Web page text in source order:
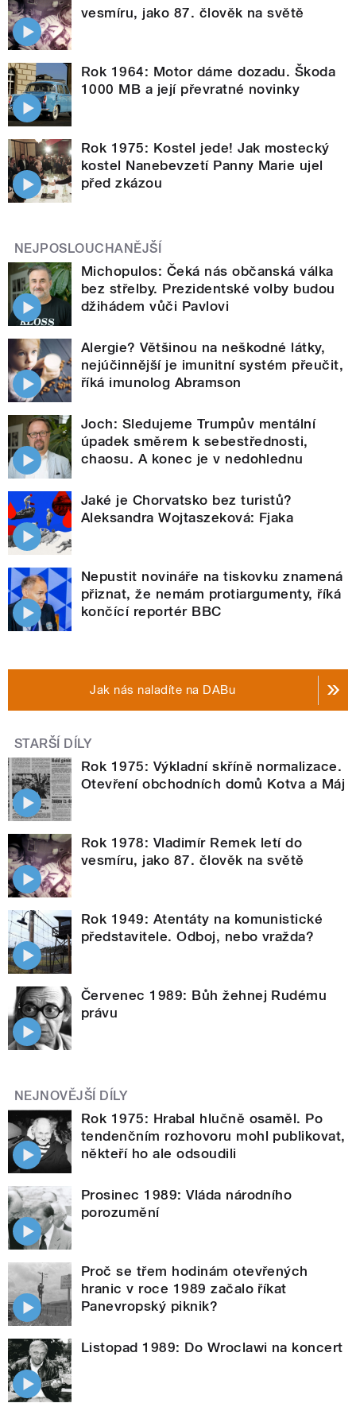
vesmíru, jako 87. člověk na světě
Rok 1964: Motor dáme dozadu. Škoda
1000 MB a její převratné novinky
Rok 1975: Kostel jede! Jak mostecký
kostel Nanebevzetí Panny Marie ujel
před zkázou
NEJPOSLOUCHANĚJŠÍ
Michopulos: Čeká nás občanská válka
bez střelby. Prezidentské volby budou
džihádem vůči Pavlovi
Alergie? Většinou na neškodné látky,
nejúčinnější je imunitní systém přeučit,
říká imunolog Abramson
Joch: Sledujeme Trumpův mentální
úpadek směrem k sebestřednosti,
chaosu. A konec je v nedohlednu
Jaké je Chorvatsko bez turistů?
Aleksandra Wojtaszeková: Fjaka
Nepustit novináře na tiskovku znamená
přiznat, že nemám protiargumenty, říká
končící reportér BBC
Jak nás naladíte na DABu
STARŠÍ DÍLY
Rok 1975: Výkladní skříně normalizace.
Otevření obchodních domů Kotva a Máj
Rok 1978: Vladimír Remek letí do
vesmíru, jako 87. člověk na světě
Rok 1949: Atentáty na komunistické
představitele. Odboj, nebo vražda?
Červenec 1989: Bůh žehnej Rudému
právu
NEJNOVĚJŠÍ DÍLY
Rok 1975: Hrabal hlučně osaměl. Po
tendenčním rozhovoru mohl publikovat,
někteří ho ale odsoudili
Prosinec 1989: Vláda národního
porozumění
Proč se třem hodinám otevřených
hranic v roce 1989 začalo říkat
Panevropský piknik?
Listopad 1989: Do Wroclawi na koncert